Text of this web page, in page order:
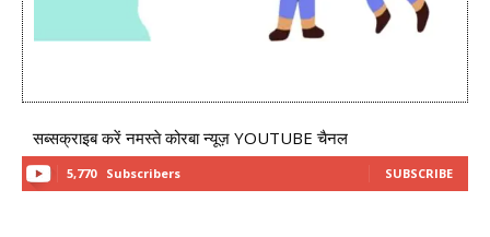
सब्सक्राइब करें नमस्ते कोरबा न्यूज़ YOUTUBE चैनल
5,770 Subscribers SUBSCRIBE